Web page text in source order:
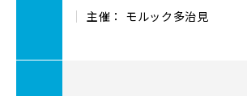
主催： モルック多治見